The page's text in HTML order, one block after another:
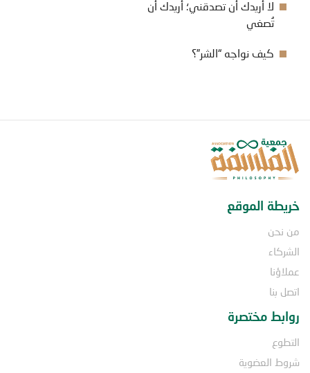
لا أريدك أن تصدقني؛ أريدك أن
تُصغي
كيف نواجه “الشر”؟
خريطة الموقع
من نحن
الشركاء
عملاؤنا
اتصل بنا
روابط مختصرة
التطوع
شروط العضوية